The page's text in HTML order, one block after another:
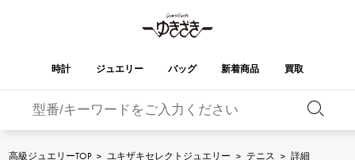
時計 ジュエリー バッグ 新着商品 買取
YUKIZAKI
ジュエリー
ジュエリー
バーキン オータクロア
高級ジュエリーTOP > ユキザキセレクトジュエリー > テニス > 詳細